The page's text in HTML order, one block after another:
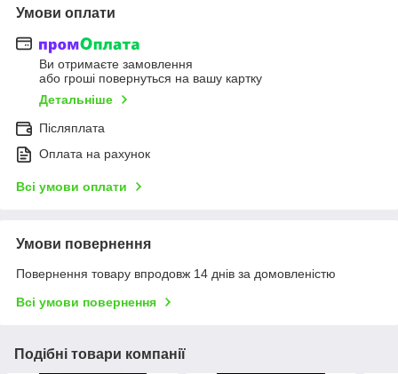
Умови оплати
Ви отримаєте замовлення
або гроші повернуться на вашу картку
Детальніше
Післяплата
Оплата на рахунок
Всі умови оплати
Умови повернення
Повернення товару впродовж 14 днів за домовленістю
Всі умови повернення
Подібні товари компанії